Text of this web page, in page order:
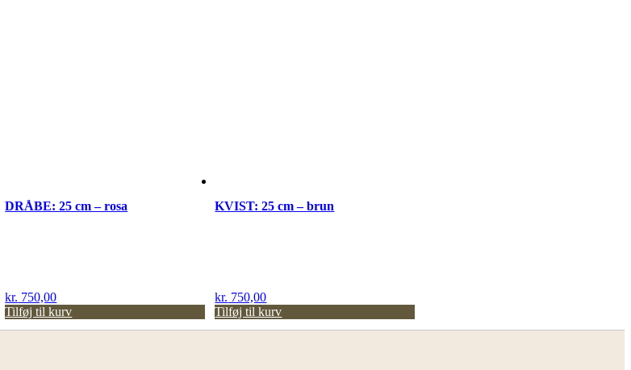
DRÅBE: 25 cm – rosa
kr. 750,00
Tilføj til kurv
KVIST: 25 cm – brun
kr. 750,00
Tilføj til kurv